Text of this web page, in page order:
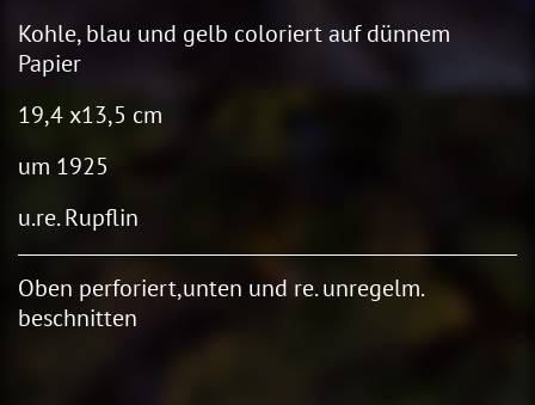
Kohle, blau und gelb coloriert auf dünnem
Papier
19,4 x13,5 cm
um 1925
u.re. Rupflin
Oben perforiert,unten und re. unregelm.
beschnitten